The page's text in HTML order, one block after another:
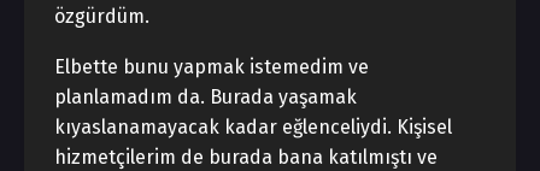
özgürdüm.
Elbette bunu yapmak istemedim ve
planlamadım da. Burada yaşamak
kıyaslanamayacak kadar eğlenceliydi. Kişisel
hizmetçilerim de burada bana katılmıştı ve